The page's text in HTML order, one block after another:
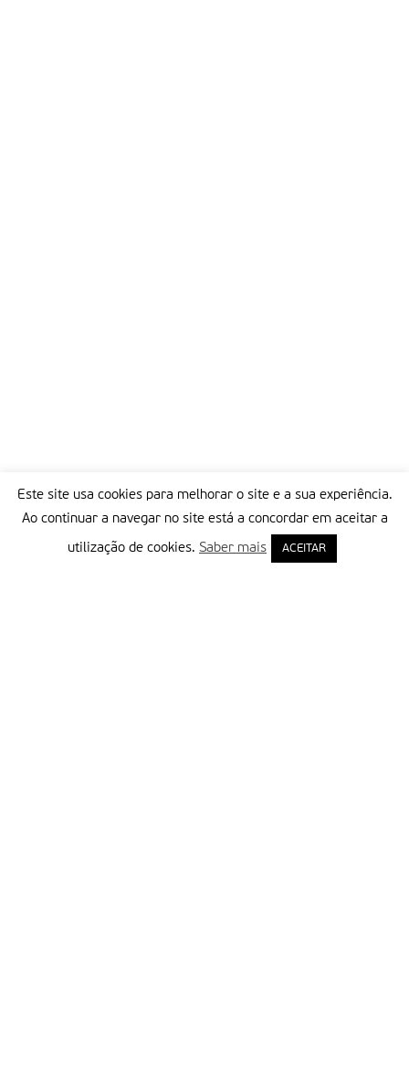
Este site usa cookies para melhorar o site e a sua experiência.
Ao continuar a navegar no site está a concordar em aceitar a
utilização de cookies. Saber mais ACEITAR